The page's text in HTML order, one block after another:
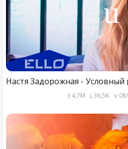
Настя Задорожная - Условный
4,7M 36,5K